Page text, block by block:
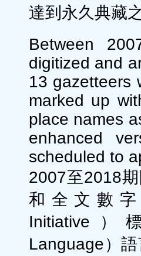
達到永久典藏
Between
digitized and
13 gazetteers
marked up
place names
enhanced
scheduled to
2007至2018
和全文數字
Initiative）
Language）